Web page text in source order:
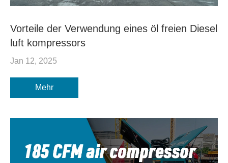
Vorteile der Verwendung eines öl freien Diesel
luft kompressors
Jan 12, 2025
Mehr